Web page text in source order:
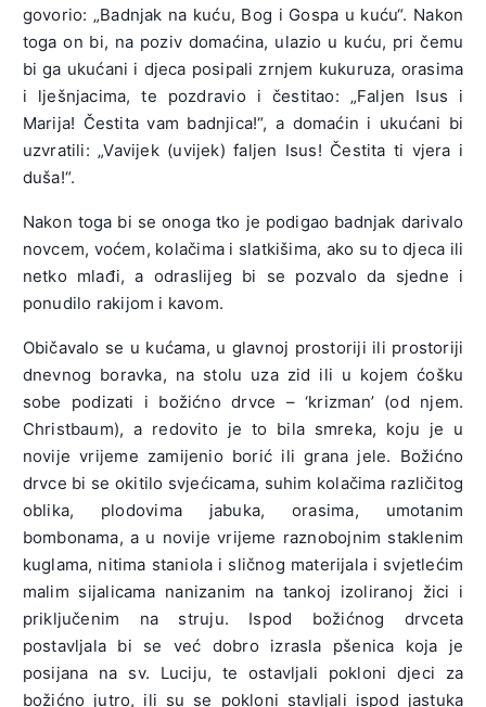
govorio: „Badnjak na kuću, Bog i Gospa u kuću“. Nakon
toga on bi, na poziv domaćina, ulazio u kuću, pri čemu
bi ga ukućani i djeca posipali zrnjem kukuruza, orasima
i lješnjacima, te pozdravio i čestitao: „Faljen Isus i
Marija! Čestita vam badnjica!“, a domaćin i ukućani bi
uzvratili: „Vavijek (uvijek) faljen Isus! Čestita ti vjera i
duša!“.
Nakon toga bi se onoga tko je podigao badnjak darivalo
novcem, voćem, kolačima i slatkišima, ako su to djeca ili
netko mlađi, a odraslijeg bi se pozvalo da sjedne i
ponudilo rakijom i kavom.
Običavalo se u kućama, u glavnoj prostoriji ili prostoriji
dnevnog boravka, na stolu uza zid ili u kojem ćošku
sobe podizati i božićno drvce – ‘krizman’ (od njem.
Christbaum), a redovito je to bila smreka, koju je u
novije vrijeme zamijenio borić ili grana jele. Božićno
drvce bi se okitilo svjećicama, suhim kolačima različitog
oblika, plodovima jabuka, orasima, umotanim
bombonama, a u novije vrijeme raznobojnim staklenim
kuglama, nitima staniola i sličnog materijala i svjetlećim
malim sijalicama nanizanim na tankoj izoliranoj žici i
priključenim na struju. Ispod božićnog drvceta
postavljala bi se već dobro izrasla pšenica koja je
posijana na sv. Luciju, te ostavljali pokloni djeci za
božićno jutro, ili su se pokloni stavljali ispod jastuka